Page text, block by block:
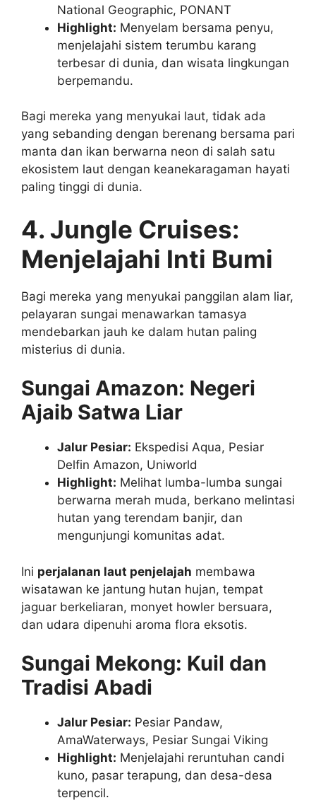
National Geographic, PONANT
Highlight: Menyelam bersama penyu,
menjelajahi sistem terumbu karang
terbesar di dunia, dan wisata lingkungan
berpemandu.
Bagi mereka yang menyukai laut, tidak ada
yang sebanding dengan berenang bersama pari
manta dan ikan berwarna neon di salah satu
ekosistem laut dengan keanekaragaman hayati
paling tinggi di dunia.
4. Jungle Cruises:
Menjelajahi Inti Bumi
Bagi mereka yang menyukai panggilan alam liar,
pelayaran sungai menawarkan tamasya
mendebarkan jauh ke dalam hutan paling
misterius di dunia.
Sungai Amazon: Negeri
Ajaib Satwa Liar
Jalur Pesiar: Ekspedisi Aqua, Pesiar
Delfin Amazon, Uniworld
Highlight: Melihat lumba-lumba sungai
berwarna merah muda, berkano melintasi
hutan yang terendam banjir, dan
mengunjungi komunitas adat.
Ini perjalanan laut penjelajah membawa
wisatawan ke jantung hutan hujan, tempat
jaguar berkeliaran, monyet howler bersuara,
dan udara dipenuhi aroma flora eksotis.
Sungai Mekong: Kuil dan
Tradisi Abadi
Jalur Pesiar: Pesiar Pandaw,
AmaWaterways, Pesiar Sungai Viking
Highlight: Menjelajahi reruntuhan candi
kuno, pasar terapung, dan desa-desa
terpencil.